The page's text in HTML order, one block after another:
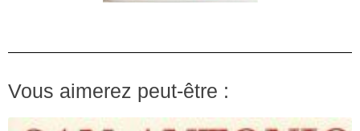
Vous aimerez peut-être :